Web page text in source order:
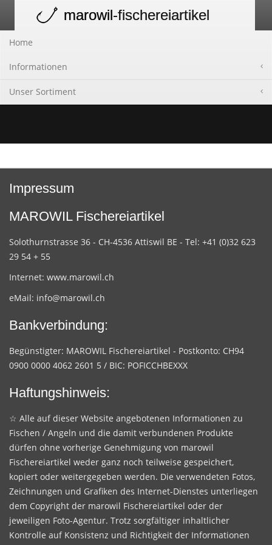
navigation
marowil-fischereiartikel
Home
Informationen
Unser Sortiment
Impressum
MAROWIL Fischereiartikel
Solothurnstrasse 36 - CH-4536 Attiswil BE - Tel: +41 (0)32 623
29 54 + 55
Internet: www.marowil.ch
eMail: info@marowil.ch
Bankverbindung:
Begünstigter: MAROWIL Fischereiartikel - Postkonto: CH94
0900 0000 4062 2601 5 / BIC: POFICCHBEXXX
Haftungshinweis:
☆ Alle auf dieser Website angebotenen Informationen zu
Fischen / Angeln und die damit verbundenen Produkte
dürfen ohne vorherige Genehmigung von marowil
Fischereiartikel weder ganz noch teilweise gespeichert,
kopiert oder weitergegeben werden. Die verwendeten Fotos,
Zeichnungen und Grafiken des Internet-Dienstes unterliegen
dem Copyright der marowil Fischereiartikel oder der
jeweiligen Foto-Agentur. Trotz sorgfältiger inhaltlicher
Kontrolle auf Konsistenz und Richtigkeit der Informationen